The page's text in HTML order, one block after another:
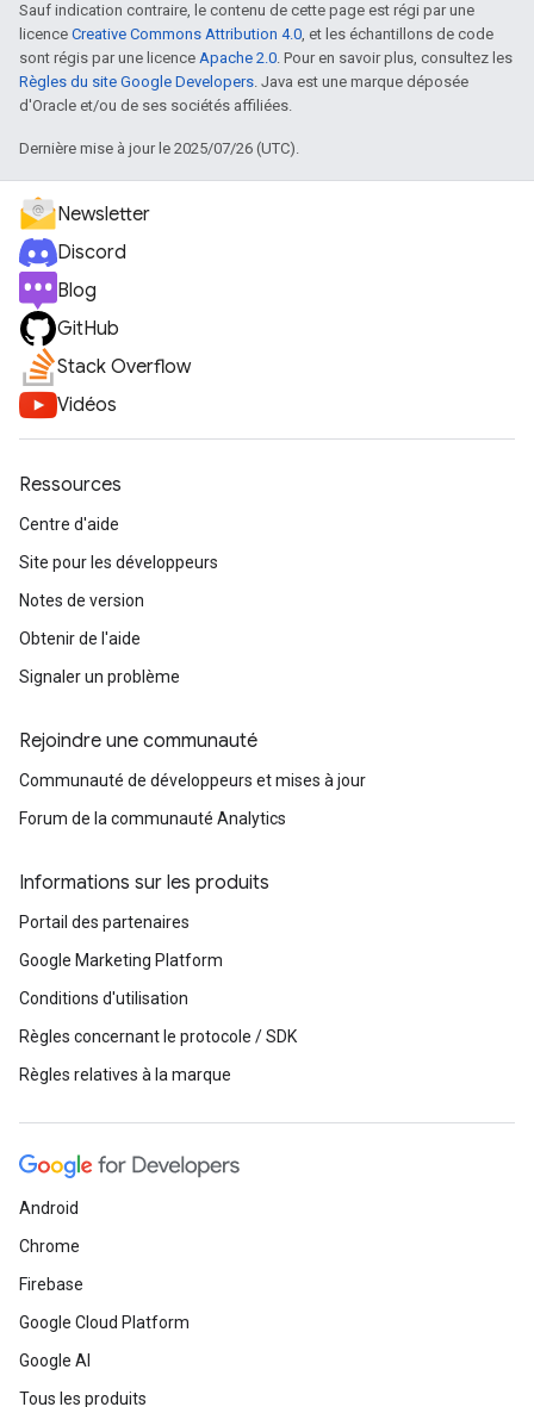
Sauf indication contraire, le contenu de cette page est régi par une
licence Creative Commons Attribution 4.0, et les échantillons de code
sont régis par une licence Apache 2.0. Pour en savoir plus, consultez les
Règles du site Google Developers. Java est une marque déposée
d'Oracle et/ou de ses sociétés affiliées.
Dernière mise à jour le 2025/07/26 (UTC).
Newsletter
Discord
Blog
GitHub
Stack Overflow
Vidéos
Ressources
Centre d'aide
Site pour les développeurs
Notes de version
Obtenir de l'aide
Signaler un problème
Rejoindre une communauté
Communauté de développeurs et mises à jour
Forum de la communauté Analytics
Informations sur les produits
Portail des partenaires
Google Marketing Platform
Conditions d'utilisation
Règles concernant le protocole / SDK
Règles relatives à la marque
Android
Chrome
Firebase
Google Cloud Platform
Google AI
Tous les produits